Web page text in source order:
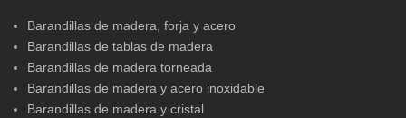
Barandillas de madera, forja y acero
Barandillas de tablas de madera
Barandillas de madera torneada
Barandillas de madera y acero inoxidable
Barandillas de madera y cristal